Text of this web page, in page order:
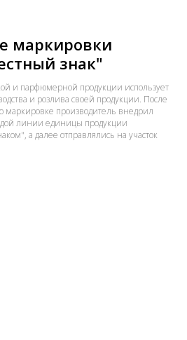
маркировки
знак"
и парфюмерной продукции использует
и розлива своей продукции. После
маркировке производитель внедрил
линии единицы продукции
а далее отправлялись на участок